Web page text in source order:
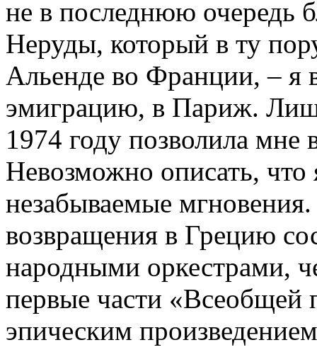
не в последнюю очередь
Неруды, который в ту
Альенде во Франции, – я
эмиграцию, в Париж.
1974 году позволила мне
Невозможно описать, что
незабываемые
возвращения в Грецию
народными оркестрами,
первые части «Всеобщей
эпическим